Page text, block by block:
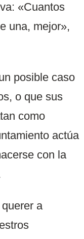
«Cuantos
una, mejor»,
posible caso
o que sus
como
actúa
con la
a